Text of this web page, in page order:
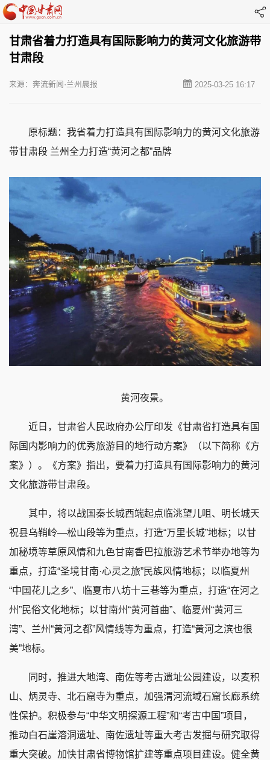
甘肃省着力打造具有国际影响力的黄河文化旅游带
甘肃段
2025-03-25 16:17
来源：奔流新闻·兰州晨报
原标题：我省着力打造具有国际影响力的黄河文化旅游
带甘肃段 兰州全力打造“黄河之都”品牌
黄河夜景。
近日，甘肃省人民政府办公厅印发《甘肃省打造具有国
际国内影响力的优秀旅游目的地行动方案》（以下简称《方
案》）。《方案》指出，要着力打造具有国际影响力的黄河
文化旅游带甘肃段。
其中，将以战国秦长城西端起点临洮望儿咀、明长城天
祝县乌鞘岭—松山段等为重点，打造“万里长城”地标；以甘
加秘境等草原风情和九色甘南香巴拉旅游艺术节举办地等为
重点，打造“圣境甘南·心灵之旅”民族风情地标；以临夏州
“中国花儿之乡”、临夏市八坊十三巷等为重点，打造“在河之
州”民俗文化地标；以甘南州“黄河首曲”、临夏州“黄河三
湾”、兰州“黄河之都”风情线等为重点，打造“黄河之滨也很
美”地标。
同时，推进大地湾、南佐等考古遗址公园建设，以麦积
山、炳灵寺、北石窟寺为重点，加强渭河流域石窟长廊系统
性保护。积极参与“中华文明探源工程”和“考古中国”项目，
推动白石崖溶洞遗址、南佐遗址等重大考古发掘与研究取得
重大突破。加快甘肃省博物馆扩建等重点项目建设。健全黄